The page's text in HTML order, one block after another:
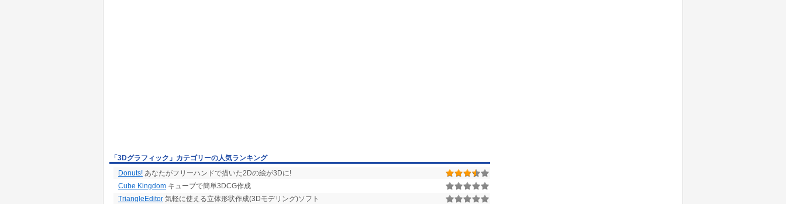
「3Dグラフィック」カテゴリーの人気ランキング
Donuts! あなたがフリーハンドで描いた2Dの絵が3Dに!
Cube Kingdom キューブで簡単3DCG作成
TriangleEditor 気軽に使える立体形状作成(3Dモデリング)ソフト